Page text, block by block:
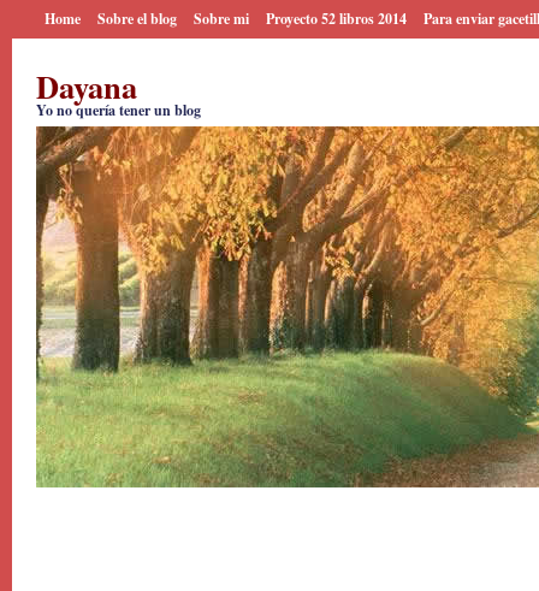
Home Sobre el blog Sobre mi Proyecto 52 libros 2014 Para enviar
Dayana
Yo no quería tener un blog